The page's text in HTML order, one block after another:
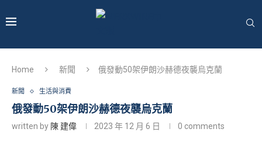
Home 新聞 俄發動50架伊朗沙赫德夜襲烏克蘭
新聞 生活與消費
俄發動50架伊朗沙赫德夜襲烏克蘭
written by 陳 建偉 2023 年 12 月 6 日 0 comments